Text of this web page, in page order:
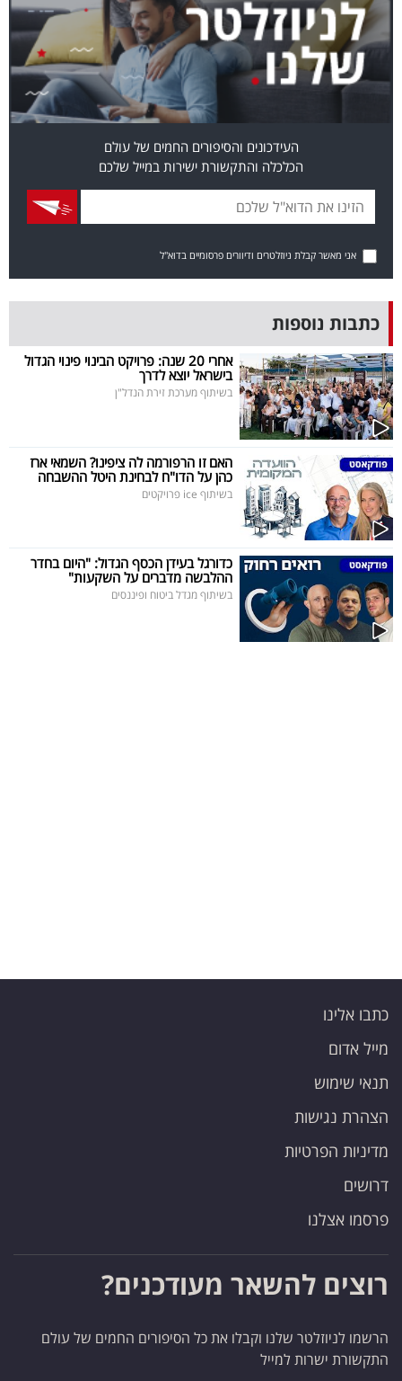
ניוזלטרים
מייל
באייס
עקבו
אחרינו:
העידכונים והסיפורים החמים של עולם
הכלכלה והתקשורת ישירות במייל שלכם
אני מאשר קבלת ניוזלטרים ודיוורים פרסומיים בדוא"ל
כתבות נוספות
אחרי 20 שנה: פרויקט הבינוי פינוי הגדול
בישראל יוצא לדרך
בשיתוף מערכת זירת הנדל"ן
האם זו הרפורמה לה ציפינו? השמאי ארז
כהן על הדו"ח לבחינת היטל ההשבחה
בשיתוף ice פרויקטים
כדורגל בעידן הכסף הגדול: "היום בחדר
ההלבשה מדברים על השקעות"
בשיתוף מגדל ביטוח ופיננסים
כתבו אלינו
מייל אדום
תנאי שימוש
הצהרת נגישות
מדיניות הפרטיות
דרושים
פרסמו אצלנו
רוצים להשאר מעודכנים?
הרשמו לניוזלטר שלנו וקבלו את כל הסיפורים החמים של עולם
התקשורת ישרות למייל